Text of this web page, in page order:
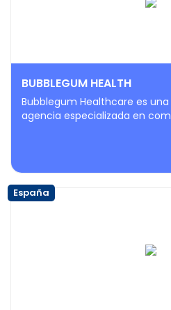
BUBBLEGUM HEALTH
Bubblegum Healthcare es
agencia especializada en
España